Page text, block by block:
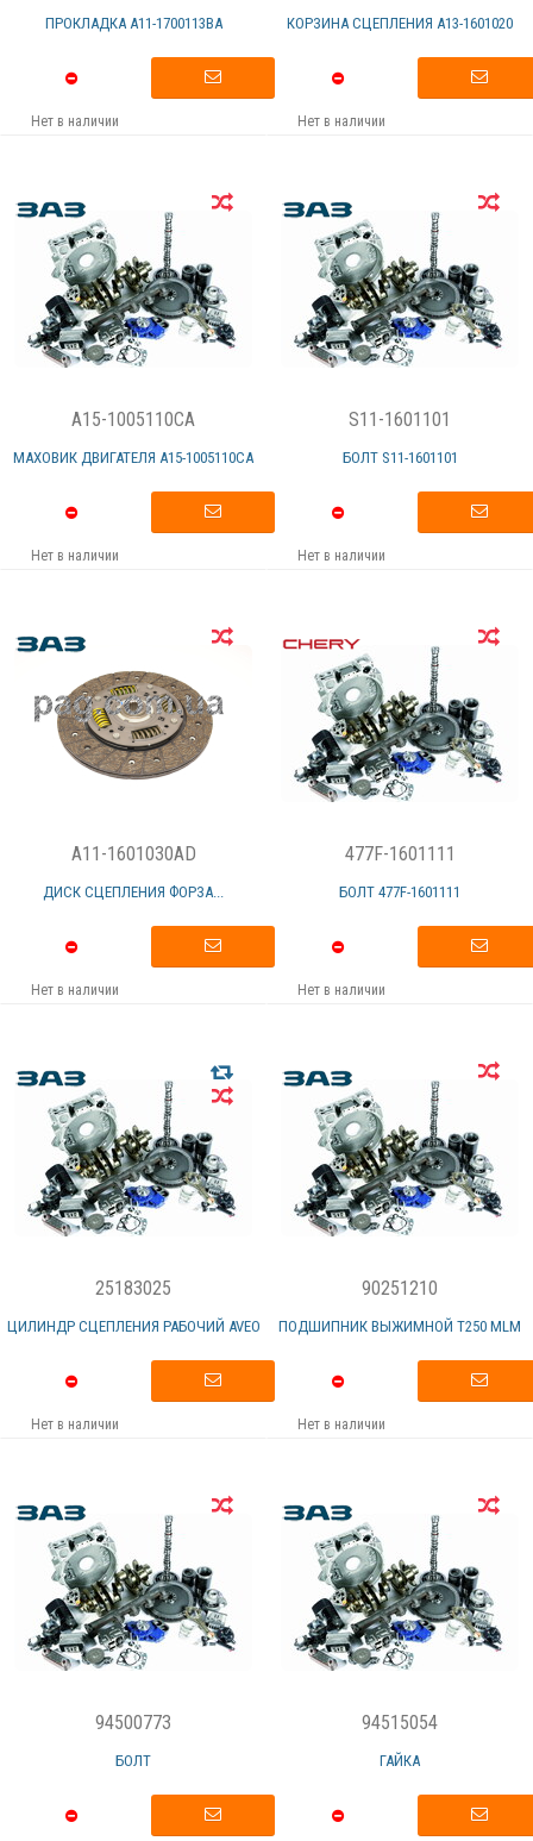
ПРОКЛАДКА А11-1700113ВА
Нет в наличии
КОРЗИНА СЦЕПЛЕНИЯ А13-1601020
Нет в наличии
A15-1005110CA
МАХОВИК ДВИГАТЕЛЯ А15-1005110CА
Нет в наличии
S11-1601101
БОЛТ S11-1601101
Нет в наличии
A11-1601030AD
ДИСК СЦЕПЛЕНИЯ ФОРЗА...
Нет в наличии
477F-1601111
БОЛТ 477F-1601111
Нет в наличии
25183025
ЦИЛИНДР СЦЕПЛЕНИЯ РАБОЧИЙ AVEO
Нет в наличии
90251210
ПОДШИПНИК ВЫЖИМНОЙ Т250 MLM
Нет в наличии
94500773
БОЛТ
94515054
ГАЙКА